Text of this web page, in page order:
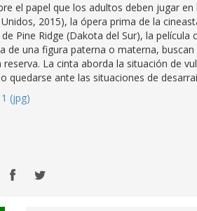
el papel que los adultos deben jugar
2015), la ópera prima de la
Pine Ridge (Dakota del Sur), la
de una figura paterna o materna,
reserva. La cinta aborda la situación de
quedarse ante las situaciones de
(jpg)